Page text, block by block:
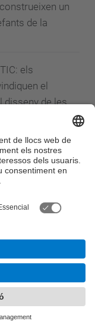
un
de la
els
el
disseny de les
Enginyeria
de 28
Award
rep el premi
Management